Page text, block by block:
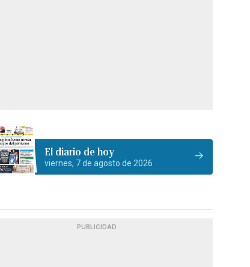
El diario de hoy
viernes, 7 de agosto de 2026
PUBLICIDAD